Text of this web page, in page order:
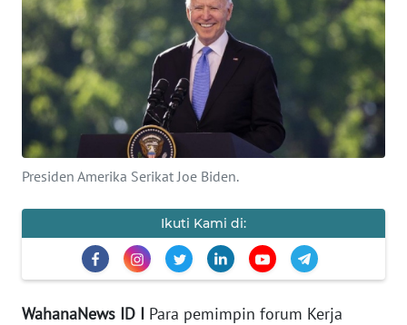
Presiden Amerika Serikat Joe Biden.
Ikuti Kami di:
WahanaNews ID I Para pemimpin forum Kerja
OPINI
Informasi
INDEKS
BERITA
KONTAK
TENTANG